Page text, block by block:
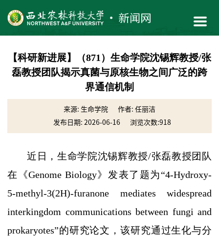
【科研新进展】（871）生命学院沈锡辉教授/张
磊教授团队揭示真菌与原核生物之间广泛的跨
界通信机制
来源: 生命学院
作者: 任丽洁
发布日期: 2026-06-16
浏览次数:918
近日，生命学院沈锡辉教授/张磊教授团队
在《Genome Biology》发表了题为“4-Hydroxy-
5-methyl-3(2H)-furanone mediates widespread
interkingdom communications between fungi and
prokaryotes”的研究论文，该研究通过生化与分